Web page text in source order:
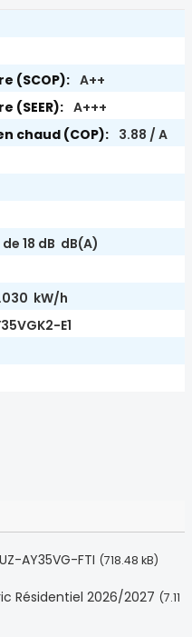
A++
A+++
3.88 / A
18 dB dB(A)
kW/h
E1
AY35VG-FTI (718.48 kB)
Résidentiel 2026/2027 (7.11